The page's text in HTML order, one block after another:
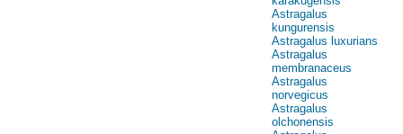
Astragalus
kungurensis
Astragalus luxurians
Astragalus
membranaceus
Astragalus
norvegicus
Astragalus
olchonensis